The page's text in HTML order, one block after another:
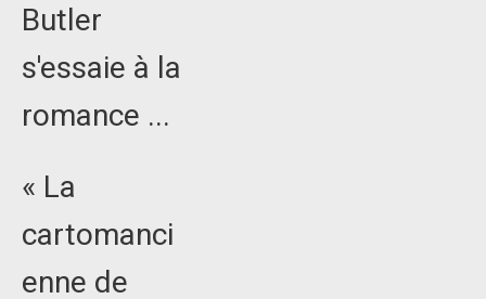
Butler
s'essaie à la
romance ...
« La
cartomanci
enne de